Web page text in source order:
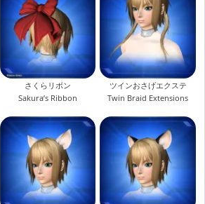
さくらリボン
Sakura’s Ribbon
ツインおさげエクステ
Twin Braid Extensions